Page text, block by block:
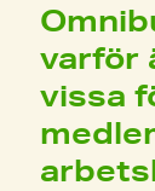
varför
vissa